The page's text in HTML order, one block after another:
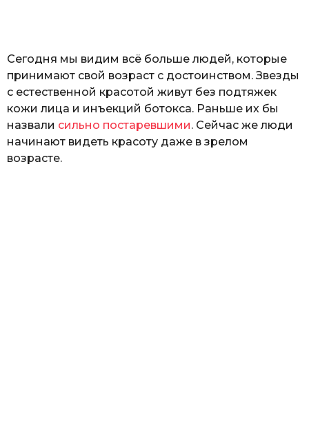
Сегодня мы видим всё больше людей, которые
принимают свой возраст с достоинством. Звезды
с естественной красотой живут без подтяжек
кожи лица и инъекций ботокса. Раньше их бы
назвали сильно постаревшими. Сейчас же люди
начинают видеть красоту даже в зрелом
возрасте.